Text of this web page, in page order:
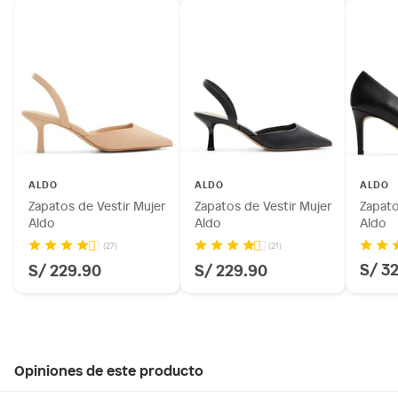
ALDO
Zapatos de Vestir Mujer
Aldo
(27)
S/ 229.90
ALDO
Zapatos de Vestir Mujer
Aldo
(21)
S/ 229.90
ALDO
Aldo
S/
Opiniones de este producto